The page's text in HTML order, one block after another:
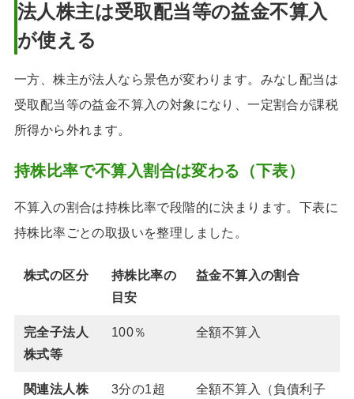
法人株主は受取配当等の益金不算入
が使える
一方、株主が法人なら景色が変わります。みなし配当は
受取配当等の益金不算入の対象になり、一定割合が課税
所得から外れます。
持株比率で不算入割合は変わる（下表）
不算入の割合は持株比率で段階的に決まります。下表に
持株比率ごとの取扱いを整理しました。
株式の区分
持株比率の
目安
益金不算入の割合
完全子法人
株式等
100％ 全額不算入
関連法人株
3分の1超
全額不算入（負債利子